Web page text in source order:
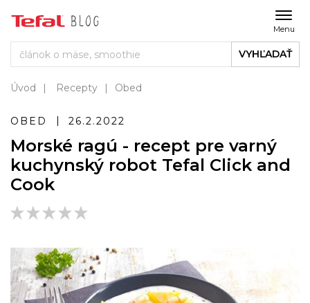
Menu
VYHĽADAŤ
Úvod Recepty Obed
OBED 26.2.2022
Morské ragú - recept pre varný
kuchynský robot Tefal Click and
Cook